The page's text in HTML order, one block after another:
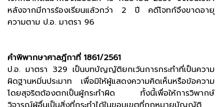
หลังจากมีการร้องเรียนแล้วกว่า 2 ปี คดีโจทก์จึงขาดอายุ
ความตาม ป.อ. มาตรา 96
คำพิพากษาศาลฎีกาที่ 1861/2561
ป.อ. มาตรา 329 เป็นบทบัญญัติยกเว้นการกระทำที่เป็นความ
ผิดฐานหมิ่นประมาท เพื่อมิให้ผู้แสดงความคิดเห็นหรือข้อความ
โดยสุจริตต้องตกเป็นผู้กระทำผิด ทั้งนี้เพื่อให้การวิพากษ์